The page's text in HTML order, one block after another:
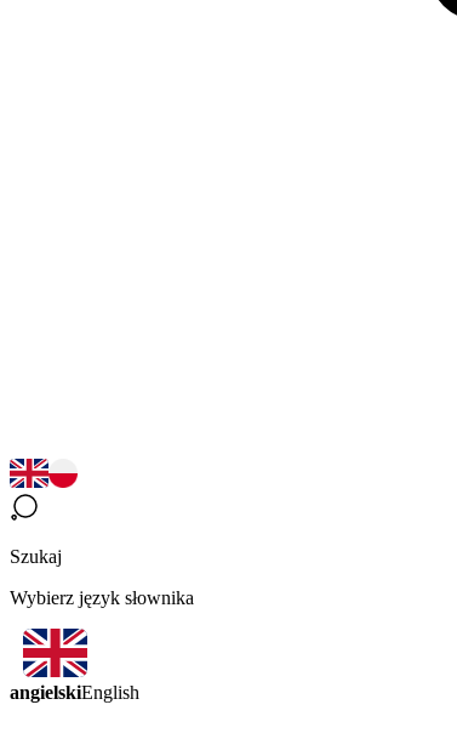
Szukaj
Wybierz język słownika
angielskiEnglish